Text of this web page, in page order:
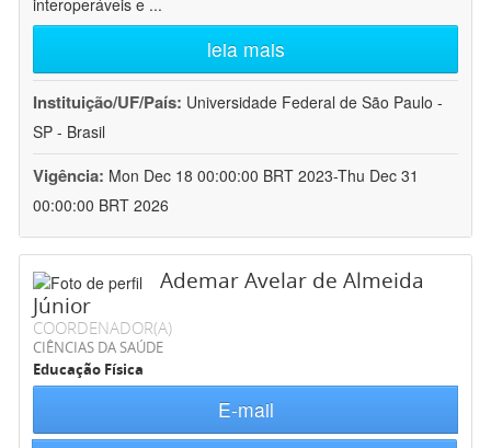
interoperáveis e ...
leia mais
Instituição/UF/País: Universidade Federal de São Paulo -
SP - Brasil
Vigência: Mon Dec 18 00:00:00 BRT 2023-Thu Dec 31
00:00:00 BRT 2026
Ademar Avelar de Almeida
Júnior
COORDENADOR(A)
CIÊNCIAS DA SAÚDE
Educação Física
E-mail